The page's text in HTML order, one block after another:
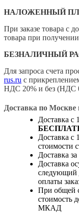
НАЛОЖЕННЫЙ
При заказе товара с
товара при
БЕЗНАЛИЧНЫЙ
Для запроса счета
rus.ru с
НДС 20% и без (НДС
Доставка по Москве
Доставка
Доставка
стоимости
Доставка
Доставка
следующий
оплаты
При общей
стоимость
МКАД